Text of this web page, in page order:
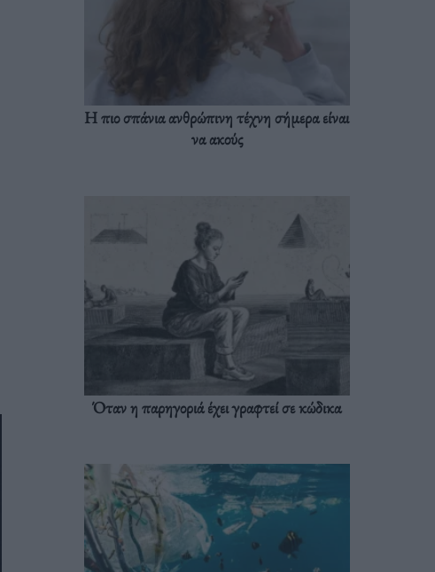
Η πιο σπάνια ανθρώπινη τέχνη σήμερα είναι
να ακούς
Όταν η παρηγοριά έχει γραφτεί σε κώδικα